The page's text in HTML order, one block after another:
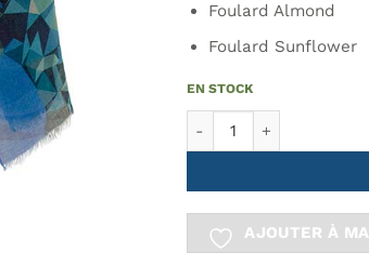
Foulard Almond
Foulard Sunflower
EN STOCK
AJOUTER À